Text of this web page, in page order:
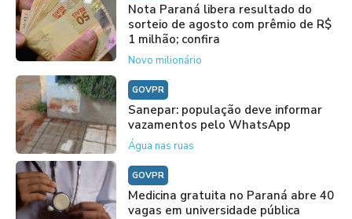
Nota Paraná libera resultado do
sorteio de agosto com prêmio de R$
1 milhão; confira
Novo milionário
GOVPR
Sanepar: população deve informar
vazamentos pelo WhatsApp
Água nas ruas
GOVPR
Medicina gratuita no Paraná abre 40
vagas em universidade pública